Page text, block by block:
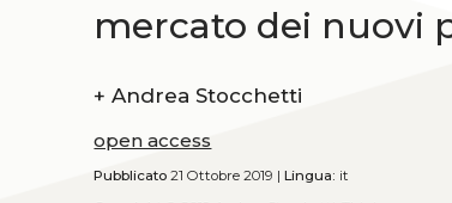
mercato dei nuovi
+ Andrea Stocchetti
open access
Pubblicato 21 Ottobre 2019 |Lingua: it